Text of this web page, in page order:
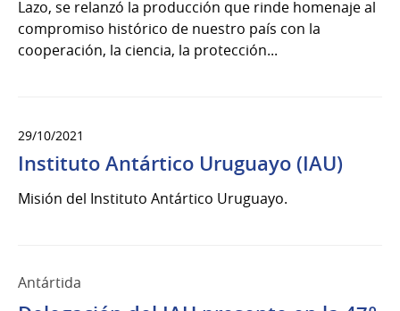
Lazo, se relanzó la producción que rinde homenaje al
compromiso histórico de nuestro país con la
cooperación, la ciencia, la protección...
29/10/2021
Instituto Antártico Uruguayo (IAU)
Misión del Instituto Antártico Uruguayo.
Antártida